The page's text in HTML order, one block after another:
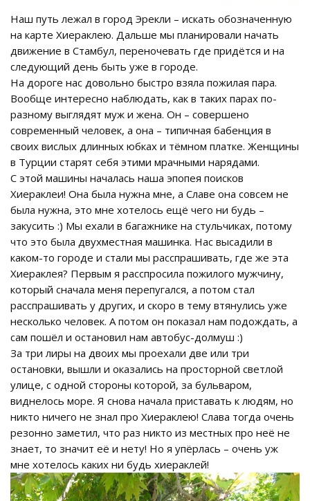
Наш путь лежал в город Эрекли – искать обозначенную
на карте Хиераклею. Дальше мы планировали начать
движение в Стамбул, переночевать где придётся и на
следующий день быть уже в городе.
На дороге нас довольно быстро взяла пожилая пара.
Вообще интересно наблюдать, как в таких парах по-
разному выглядят муж и жена. Он – совершено
современный человек, а она – типичная бабенция в
своих вислых длинных юбках и тёмном платке. Женщины
в Турции старят себя этими мрачными нарядами.
С этой машины началась наша эпопея поисков
Хиераклеи! Она была нужна мне, а Славе она совсем не
была нужна, это мне хотелось ещё чего ни будь –
закусить :) Мы ехали в багажнике на стульчиках, потому
что это была двухместная машинка. Нас высадили в
каком-то городе и стали мы расспрашивать, где же эта
Хиераклея? Первым я расспросила пожилого мужчину,
который сначала меня перепугался, а потом стал
расспрашивать у других, и скоро в тему втянулись уже
несколько человек. А потом он показал нам подождать, а
сам пошёл и остановил нам автобус-долмуш :)
За три лиры на двоих мы проехали две или три
остановки, вышли и оказались на просторной светлой
улице, с одной стороны которой, за бульваром,
виднелось море. Я снова начала приставать к людям, но
никто ничего не знал про Хиераклею! Слава тогда очень
резонно заметил, что раз никто из местных про неё не
знает, то значит её и нету! Но я упёрлась – очень уж
мне хотелось каких ни будь хиераклей!